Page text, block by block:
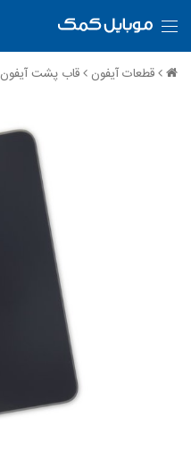
قطعات آیفون قاب پشت آیفون ۸ پلاس اپل